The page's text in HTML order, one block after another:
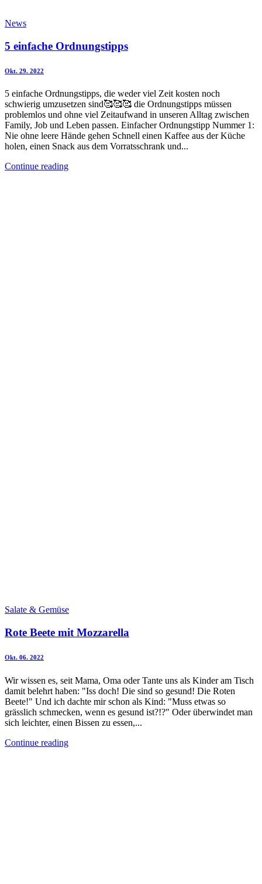
News
5 einfache Ordnungstipps
Okt. 29. 2022
5 einfache Ordnungstipps, die weder viel Zeit kosten noch
schwierig umzusetzen sind🥰🥰🥰 die Ordnungstipps müssen
problemlos und ohne viel Zeitaufwand in unseren Alltag zwischen
Family, Job und Leben passen. Einfacher Ordnungstipp Nummer 1:
Nie ohne leere Hände gehen Schnell einen Kaffee aus der Küche
holen, einen Snack aus dem Vorratsschrank und...
Continue reading
Salate & Gemüse
Rote Beete mit Mozzarella
Okt. 06. 2022
Wir wissen es, seit Mama, Oma oder Tante uns als Kinder am Tisch
damit belehrt haben: "Iss doch! Die sind so gesund! Die Roten
Beete!" Und ich dachte mir schon als Kind: "Muss etwas so
grässlich schmecken, wenn es gesund ist?!?" Oder überwindet man
sich leichter, einen Bissen zu essen,...
Continue reading